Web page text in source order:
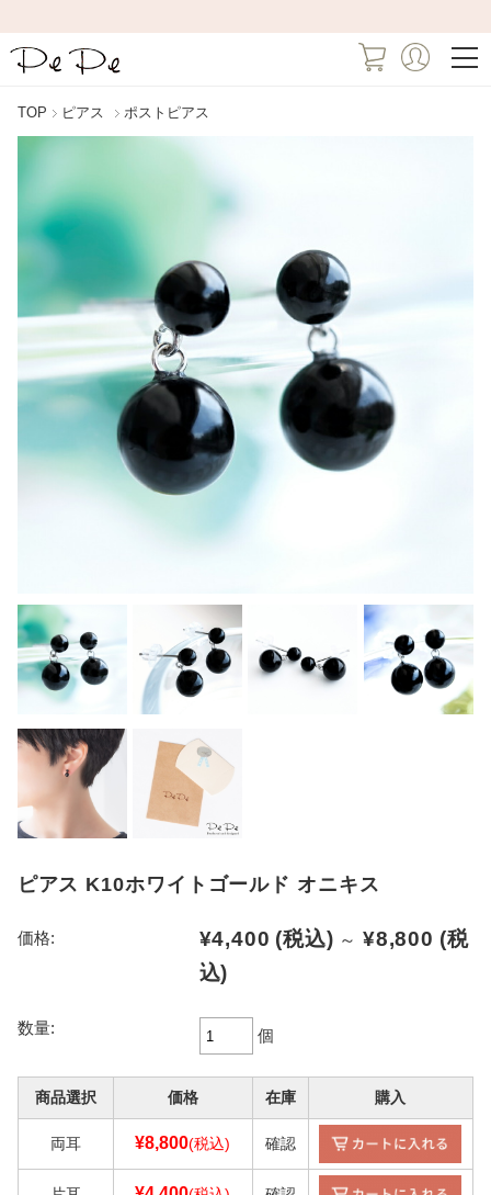
TOP ピアス ポストピアス
ピアス K10ホワイトゴールド オニキス
価格: ¥4,400 (税込) ～ ¥8,800 (税
込)
数量: 個
商品選択 価格 在庫 購入
両耳 ¥8,800(税込) 確認